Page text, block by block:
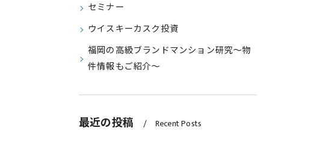
セミナー
ウイスキーカスク投資
福岡の高級ブランドマンション研究～物
件情報もご紹介～
最近の投稿 Recent Posts